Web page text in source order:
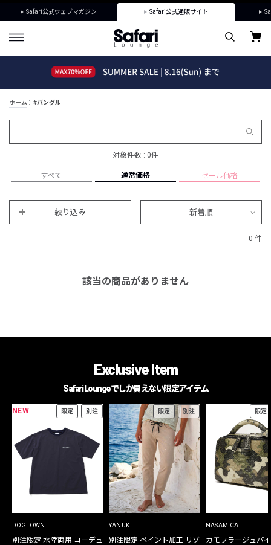
Safari公式ウェブマガジン Safari公式通販サイト
ホーム #バングル
対象件数 : 0件
すべて 通常価格 セール価格
絞り込み 新着順
0 件
該当の商品がありません
Exclusive Item
Safari Loungeでしか買えない限定アイテム
NEW 限定 別注
DOGTOWN
別注限定 水陸両用 コーデュ
限定 別注
YANUK
別注限定 ペイント加工 リゾ
限定
NASAMICA
カモフラージュパ